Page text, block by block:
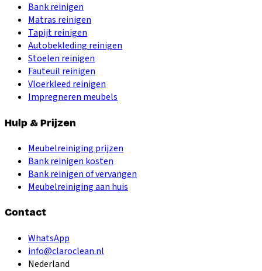
Bank reinigen
Matras reinigen
Tapijt reinigen
Autobekleding reinigen
Stoelen reinigen
Fauteuil reinigen
Vloerkleed reinigen
Impregneren meubels
Hulp & Prijzen
Meubelreiniging prijzen
Bank reinigen kosten
Bank reinigen of vervangen
Meubelreiniging aan huis
Contact
WhatsApp
info@claroclean.nl
Nederland